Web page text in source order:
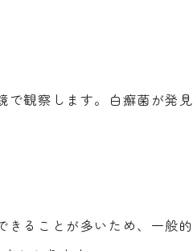
観察します。白癬菌が発
ることが多いため、一般